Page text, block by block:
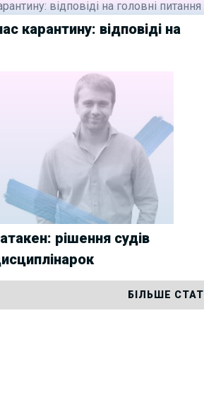
карантину: відповіді на
рішення судів
БІЛЬШЕ